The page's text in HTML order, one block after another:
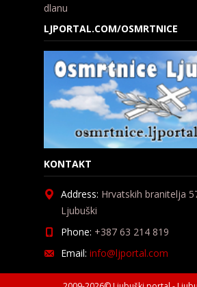
dlanu
LJPORTAL.COM/OSMRTNICE
KONTAKT
Address: Hrvatskih branitelja
Ljubuški
Phone: +387 63 214 819
Email: info@ljportal.com